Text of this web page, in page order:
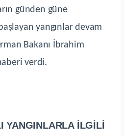
günden güne
yangınlar devam
Bakanı İbrahim
verdi.
YANGINLARLA İLGİLİ